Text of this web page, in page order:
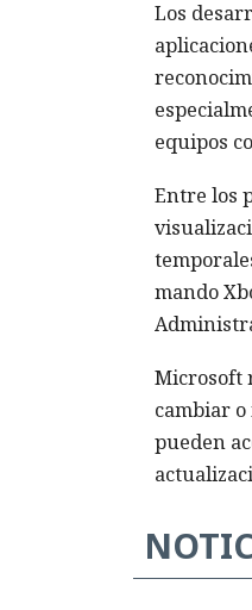
Los
equipos
Entre los
mando
Microsoft
cambiar
pueden